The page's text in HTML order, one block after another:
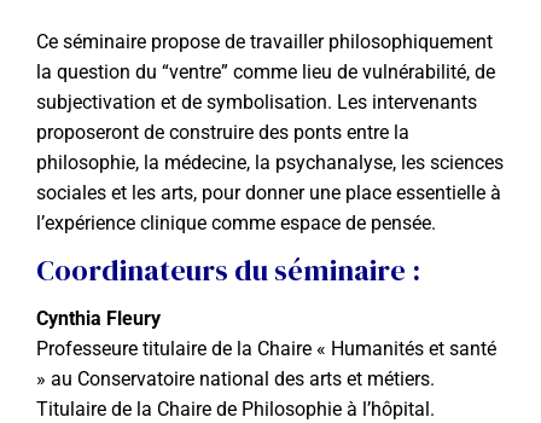
Ce séminaire propose de travailler philosophiquement
la question du “ventre” comme lieu de vulnérabilité, de
subjectivation et de symbolisation. Les intervenants
proposeront de construire des ponts entre la
philosophie, la médecine, la psychanalyse, les sciences
sociales et les arts, pour donner une place essentielle à
l’expérience clinique comme espace de pensée.
Coordinateurs du séminaire :
Cynthia Fleury
Professeure titulaire de la Chaire « Humanités et santé
» au Conservatoire national des arts et métiers.
Titulaire de la Chaire de Philosophie à l’hôpital.